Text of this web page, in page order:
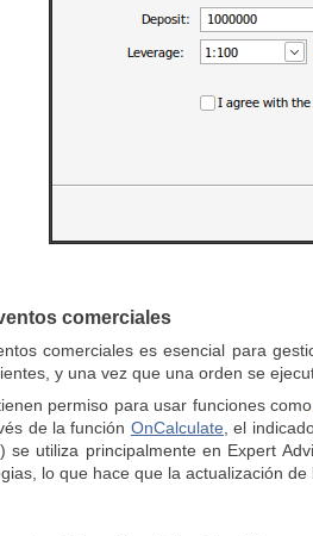
comerciales
comerciales es esencial para
y una vez que una orden se
permiso para usar funciones como
de la función OnCalculate , el
se utiliza principalmente en Expert
lo que hace que la actualización